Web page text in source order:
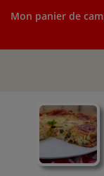
Mon panier de
Mon panier